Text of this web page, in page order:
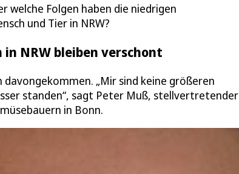
welche Folgen haben die niedrigen
und Tier in NRW?
NRW bleiben verschont
„Mir sind keine größeren
standen“, sagt Peter Muß, stellvertretender
in Bonn.